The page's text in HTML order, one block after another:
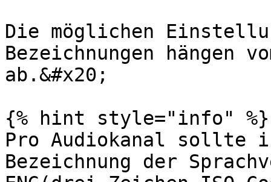
Die möglichen
Bezeichnungen hängen
ab.&#x20;
{% hint style="info" %}
Pro Audiokanal sollte
Bezeichnung der